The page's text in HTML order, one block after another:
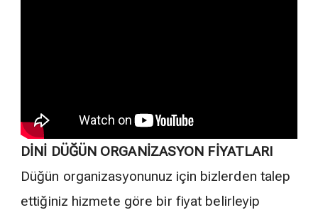
DİNİ DÜĞÜN ORGANİZASYON FİYATLARI
Düğün organizasyonunuz için bizlerden talep
ettiğiniz hizmete göre bir fiyat belirleyip